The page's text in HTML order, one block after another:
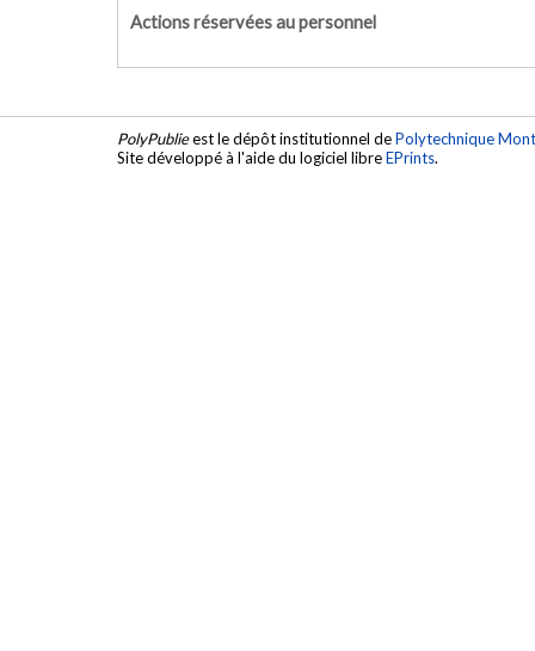
Actions réservées au personnel
PolyPublieest le dépôt institutionnel dePolytechnique
Site développé à l'aide du logiciel libreEPrints.